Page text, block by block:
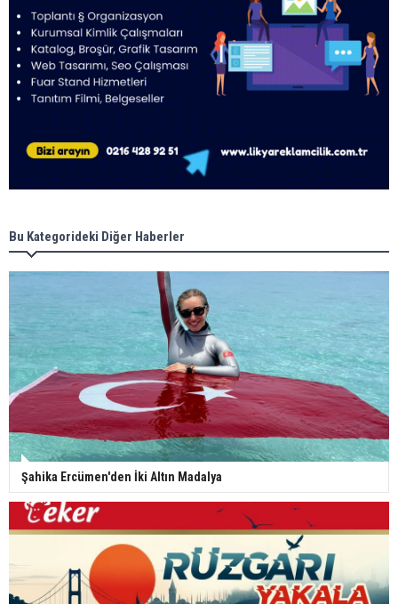
Bu Kategorideki Diğer Haberler
Şahika Ercümen'den İki Altın Madalya